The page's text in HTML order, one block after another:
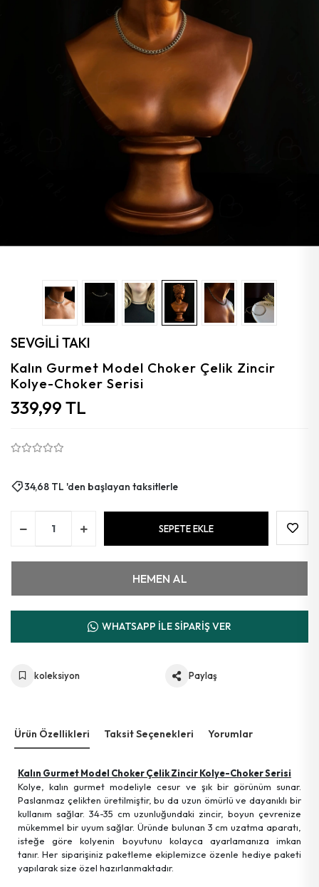
Labradorit
Turkuaz
Granat
Kalsedon
Kehribar
Güneş
Azurit
Mercan
SEVGİLİ TAKI
Kalın Gurmet Model Choker Çelik Zincir
Kolye-Choker Serisi
339,99 TL
34,68 TL 'den başlayan taksitlerle
SEPETE EKLE
HEMEN AL
WHATSAPP İLE SİPARİŞ VER
koleksiyon Paylaş
Ürün Özellikleri Taksit Seçenekleri Yorumlar
Kalın Gurmet Model Choker Çelik Zincir Kolye-Choker Serisi
Kolye, kalın gurmet modeliyle cesur ve şık bir görünüm sunar.
Paslanmaz çelikten üretilmiştir, bu da uzun ömürlü ve dayanıklı bir
kullanım sağlar. 34-35 cm uzunluğundaki zincir, boyun çevrenize
mükemmel bir uyum sağlar. Üründe bulunan 3 cm uzatma aparatı,
isteğe göre kolyenin boyutunu kolayca ayarlamanıza imkan
tanır. Her siparişiniz paketleme ekiplemizce özenle hediye paketi
yapılarak size özel hazırlanmaktadır.